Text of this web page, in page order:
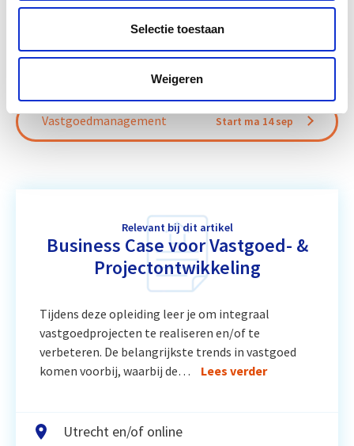
Selectie toestaan
Weigeren
Vastgoedmanagement Start ma 14 sep
Relevant bij dit artikel
Business Case voor Vastgoed- &
Projectontwikkeling
Tijdens deze opleiding leer je om integraal
vastgoedprojecten te realiseren en/of te
verbeteren. De belangrijkste trends in vastgoed
komen voorbij, waarbij de…
Lees verder
Utrecht en/of online